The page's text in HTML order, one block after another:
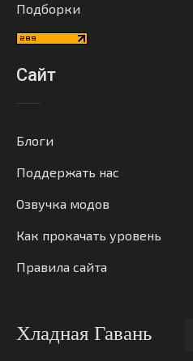
Подборки
Сайт
Блоги
Поддержать нас
Озвучка модов
Как прокачать уровень
Правила сайта
Хладная Гавань